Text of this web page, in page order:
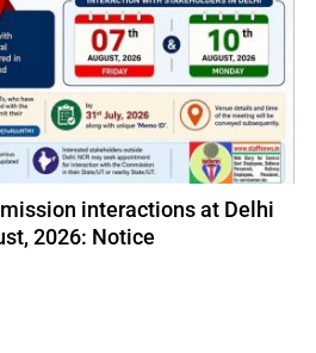
interactions at Delhi
2026: Notice